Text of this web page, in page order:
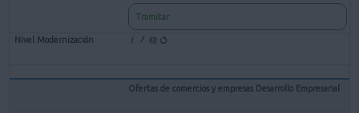
Tramitar
Ofertas de comercios y empresas Desarrollo Empresarial